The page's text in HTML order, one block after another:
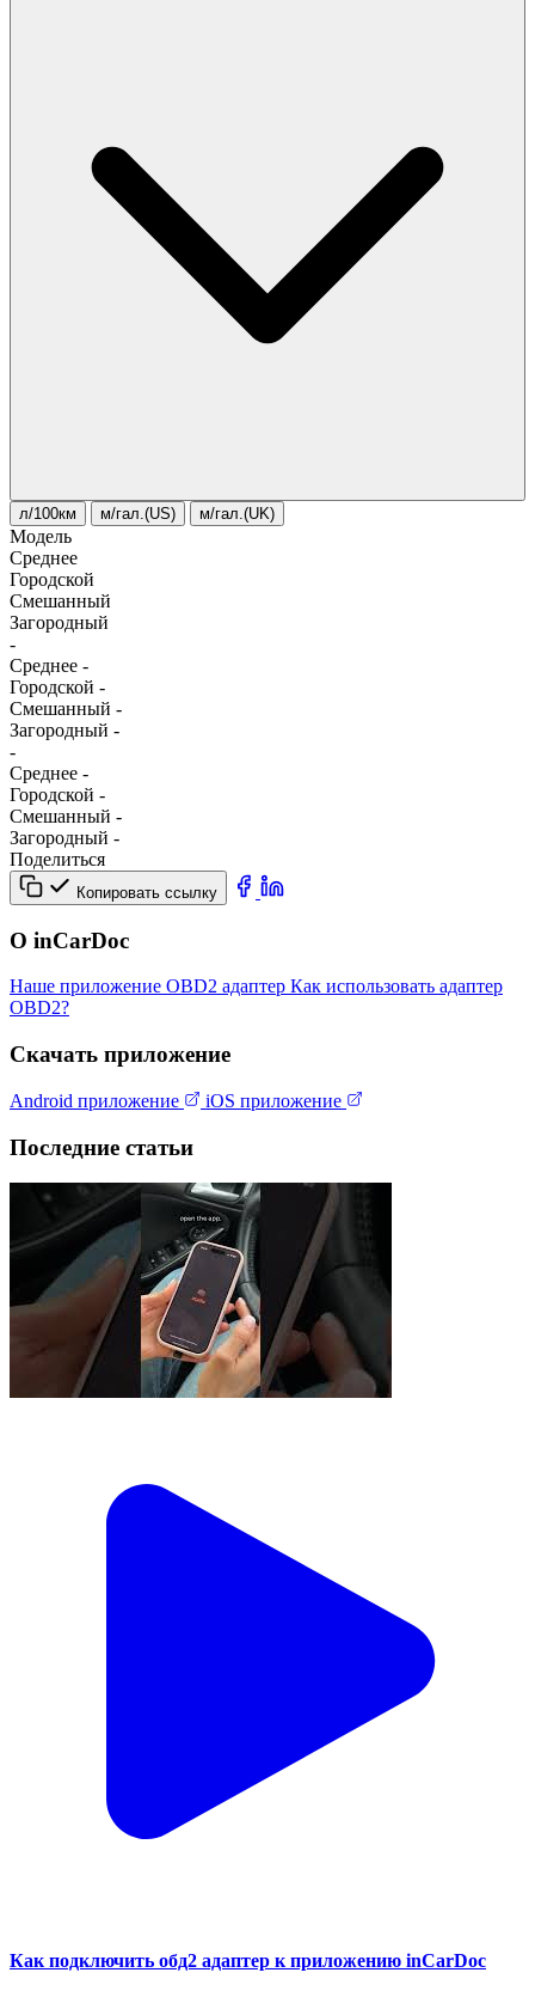
л/100км м/гал.(US) м/гал.(UK)
Модель
Среднее
Городской
Смешанный
Загородный
-
Среднее -
Городской -
Смешанный -
Загородный -
-
Среднее -
Городской -
Смешанный -
Загородный -
Поделиться
Копировать ссылку
О inCarDoc
Наше приложение OBD2 адаптер Как использовать адаптер
OBD2?
Скачать приложение
Android приложение iOS приложение
Последние статьи
Как подключить обд2 адаптер к приложению inCarDoc